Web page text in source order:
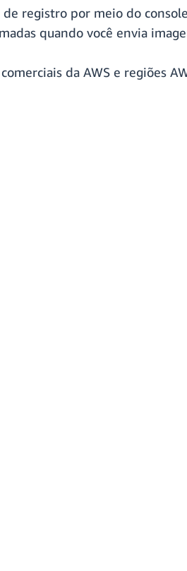
registro por meio do
quando você envia
da AWS e regiões